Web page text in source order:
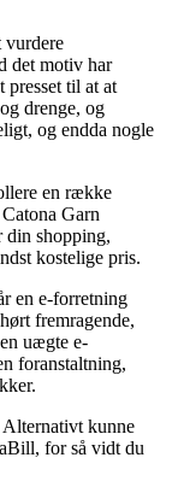
vurdere
det motiv har
presset til at at
drenge, og
og endda nogle
en række
Garn
shopping,
kostelige pris.
en e-forretning
fremragende,
uægte e-
foranstaltning,
kunne
for så vidt du